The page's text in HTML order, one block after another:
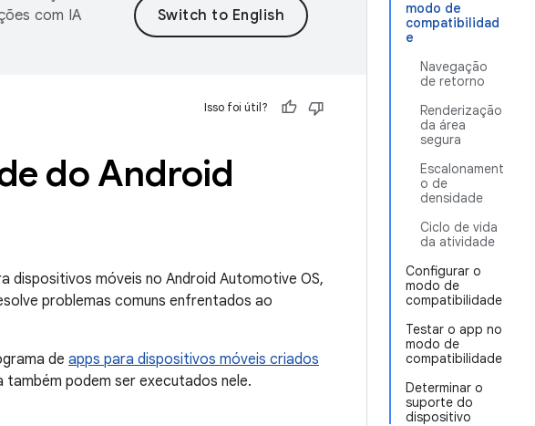
modo de
compatibilidad
e
Navegação
de retorno
Renderização
da área
segura
Escalonament
o de
densidade
Ciclo de vida
da atividade
Configurar o
modo de
compatibilidade
Testar o app no
modo de
compatibilidade
Determinar o
suporte do
dispositivo
com IA
Isso foi útil?
do Android
dispositivos móveis no Android Automotive OS,
problemas comuns enfrentados ao
de apps para dispositivos móveis criados
podem ser executados nele.